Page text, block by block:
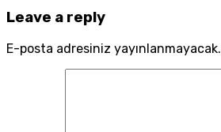
Leave a reply
E-posta adresiniz yayınlanmayacak.